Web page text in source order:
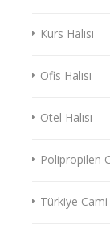
Kurs Halısı
Ofis Halısı
Otel Halısı
Polipropilen
Türkiye Cami